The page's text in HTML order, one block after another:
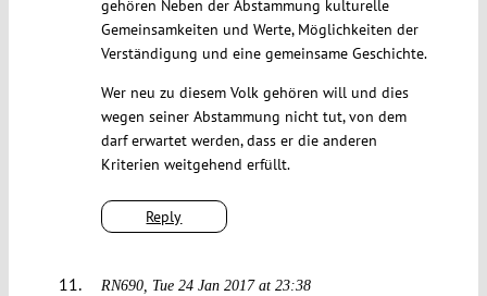
Reply
gehören Neben der Abstammung kulturelle
Gemeinsamkeiten und Werte, Möglichkeiten der
Verständigung und eine gemeinsame Geschichte.
Wer neu zu diesem Volk gehören will und dies
wegen seiner Abstammung nicht tut, von dem
darf erwartet werden, dass er die anderen
Kriterien weitgehend erfüllt.
RN690 Tue 24 Jan 2017 at 23:38